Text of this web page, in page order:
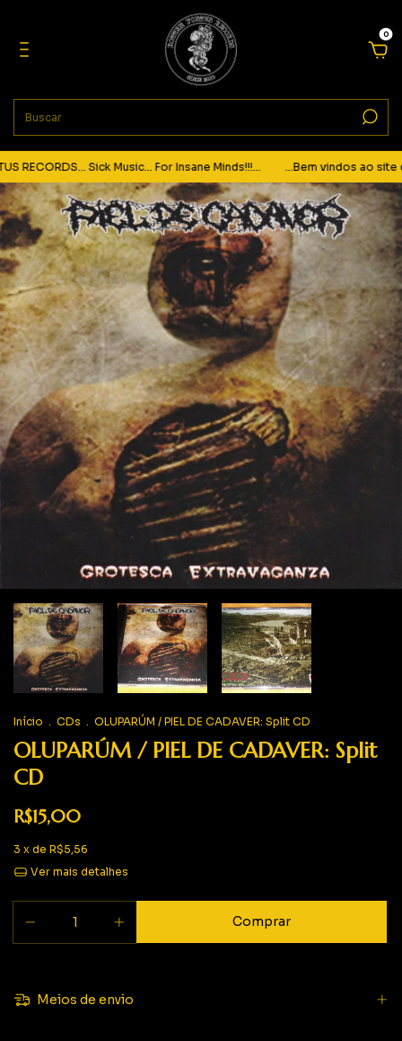
0
Sick Music... For Insane Minds!!!... ...Bem vindos ao site da
Início . CDs . OLUPARÚM / PIEL DE CADAVER: Split CD
OLUPARÚM / PIEL DE CADAVER: Split
CD
R$15,00
3 x de R$5,56
Ver mais detalhes
Meios de envio